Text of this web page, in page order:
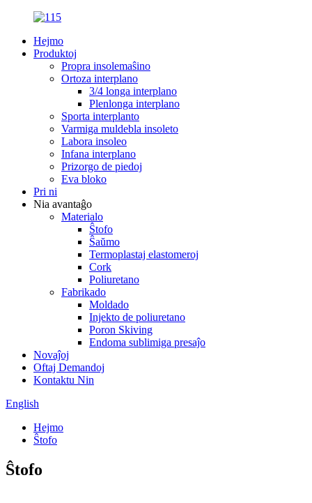
Hejmo
Produktoj
Propra insolemaŝino
Ortoza interplano
3/4 longa interplano
Plenlonga interplano
Sporta interplanto
Varmiga muldebla insoleto
Labora insoleo
Infana interplano
Prizorgo de piedoj
Eva bloko
Pri ni
Nia avantaĝo
Materialo
Ŝtofo
Ŝaŭmo
Termoplastaj elastomeroj
Cork
Poliuretano
Fabrikado
Moldado
Injekto de poliuretano
Poron Skiving
Endoma sublimiga presaĵo
Novaĵoj
Oftaj Demandoj
Kontaktu Nin
English
Hejmo
Ŝtofo
Ŝtofo